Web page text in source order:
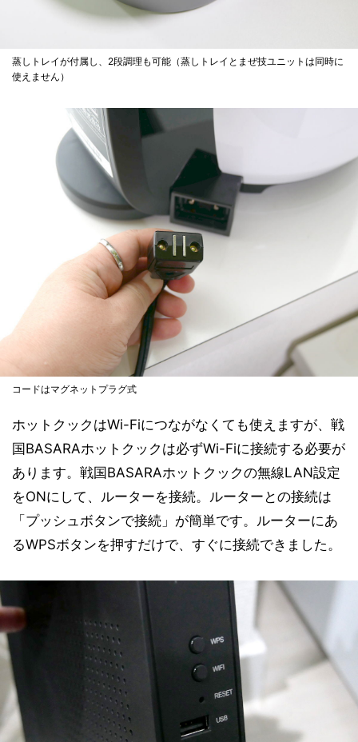
蒸しトレイが付属し、2段調理も可能（蒸しトレイとまぜ技ユニットは同時に
使えません）
コードはマグネットプラグ式
ホットクックはWi-Fiにつながなくても使えますが、戦
国BASARAホットクックは必ずWi-Fiに接続する必要が
あります。戦国BASARAホットクックの無線LAN設定
をONにして、ルーターを接続。ルーターとの接続は
「プッシュボタンで接続」が簡単です。ルーターにあ
るWPSボタンを押すだけで、すぐに接続できました。